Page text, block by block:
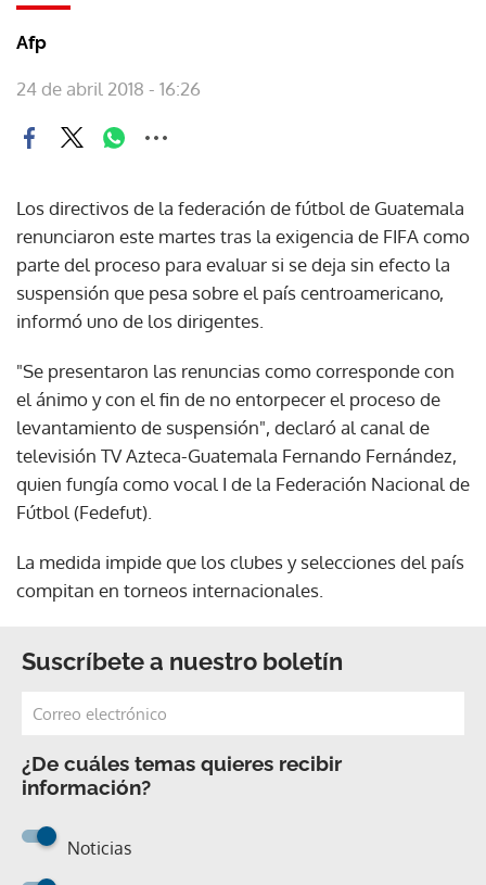
Afp
24 de abril 2018 - 16:26
Los directivos de la federación de fútbol de Guatemala
renunciaron este martes tras la exigencia de FIFA como
parte del proceso para evaluar si se deja sin efecto la
suspensión que pesa sobre el país centroamericano,
informó uno de los dirigentes.
"Se presentaron las renuncias como corresponde con
el ánimo y con el fin de no entorpecer el proceso de
levantamiento de suspensión", declaró al canal de
televisión TV Azteca-Guatemala Fernando Fernández,
quien fungía como vocal I de la Federación Nacional de
Fútbol (Fedefut).
La medida impide que los clubes y selecciones del país
compitan en torneos internacionales.
Suscríbete a nuestro boletín
¿De cuáles temas quieres recibir
información?
Noticias